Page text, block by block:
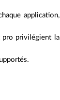
application,
pro privilégient la